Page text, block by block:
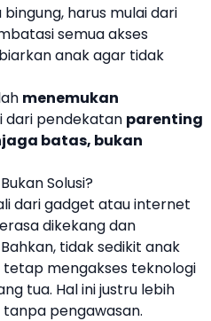
harus mulai dari
semua akses
anak agar tidak
menemukan
dari pendekatan parenting
batas, bukan
Solusi?
dari gadget atau internet
dikekang dan
tidak sedikit anak
mengakses teknologi
tua. Hal ini justru lebih
pengawasan.